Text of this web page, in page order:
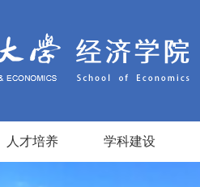
人才培养 学科建设